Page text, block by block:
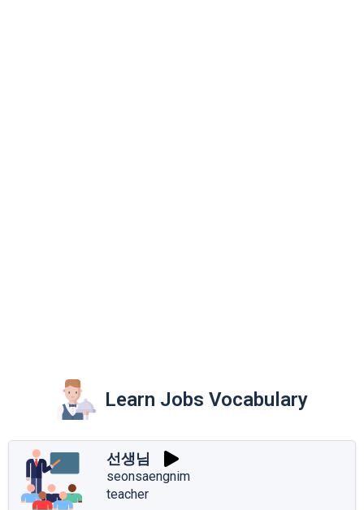
Learn Jobs Vocabulary
선생님
seonsaengnim
teacher